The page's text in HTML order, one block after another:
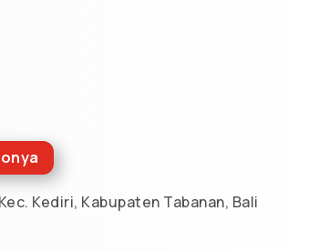
Kediri, Kabupaten Tabanan, Bali